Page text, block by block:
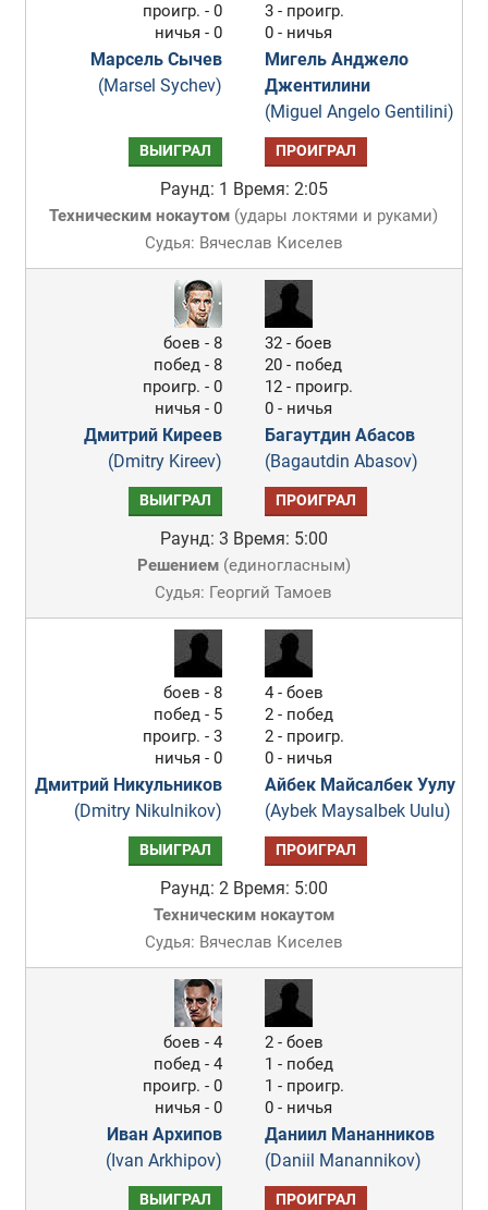
проигр. - 0
ничья - 0
Марсель Сычев
(Marsel Sychev)
3 - проигр.
0 - ничья
Мигель Анджело
Джентилини
(Miguel Angelo Gentilini)
ВЫИГРАЛ ПРОИГРАЛ
Раунд: 1 Время: 2:05
Техническим нокаутом (удары локтями и руками)
Судья: Вячеслав Киселев
боев - 8
побед - 8
проигр. - 0
ничья - 0
Дмитрий Киреев
(Dmitry Kireev)
32 - боев
20 - побед
12 - проигр.
0 - ничья
Багаутдин Абасов
(Bagautdin Abasov)
ВЫИГРАЛ ПРОИГРАЛ
Раунд: 3 Время: 5:00
Решением(единогласным)
Судья: Георгий Тамоев
боев - 8
побед - 5
проигр. - 3
ничья - 0
Дмитрий Никульников
(Dmitry Nikulnikov)
4 - боев
2 - побед
2 - проигр.
0 - ничья
Айбек Майсалбек Уулу
(Aybek Maysalbek Uulu)
ВЫИГРАЛ ПРОИГРАЛ
Раунд: 2 Время: 5:00
Техническим нокаутом
Судья: Вячеслав Киселев
боев - 4
побед - 4
проигр. - 0
ничья - 0
Иван Архипов
(Ivan Arkhipov)
2 - боев
1 - побед
1 - проигр.
0 - ничья
Даниил Мананников
(Daniil Manannikov)
ВЫИГРАЛ ПРОИГРАЛ